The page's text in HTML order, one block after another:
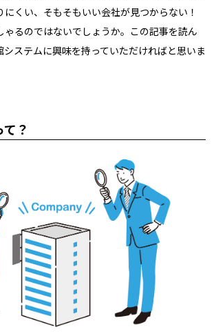
くい、そもそもいい会社が見つからない！
ゃるのではないでしょうか。この記事を読ん
システムに興味を持っていただければと思いま
？